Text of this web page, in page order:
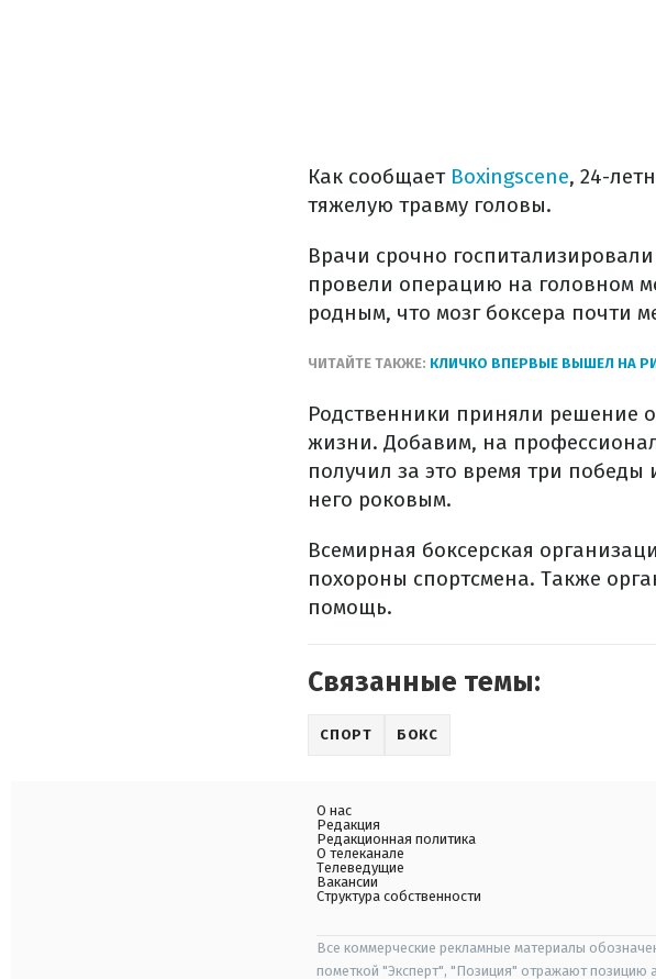
Как сообщает Boxingscene, 24-
тяжелую травму головы.
Врачи срочно
провели операцию на головном
родным, что мозг боксера почти
ЧИТАЙТЕ ТАКЖЕ: КЛИЧКО ВПЕРВЫЕ ВЫШЕЛ НА
Родственники приняли решение
жизни. Добавим, на
получил за это время три
него роковым.
Всемирная боксерская
похороны спортсмена. Также
помощь.
Связанные темы:
СПОРТ БОКС
О нас
Редакция
Редакционная политика
О телеканале
Телеведущие
Вакансии
Структура собственности
Все коммерческие рекламные материалы
пометкой "Эксперт", "Позиция" отражают позицию